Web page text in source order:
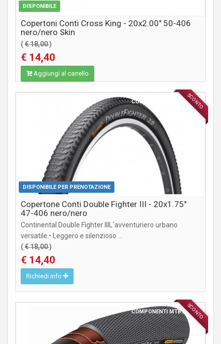
DISPONIBILE
Copertoni Conti Cross King - 20x2.00" 50-406
nero/nero Skin
(€ 18,00)
€ 14,40
Aggiungi al carrello
SCONTO
DISPONIBILE PER PRENOTAZIONE
COMPONENTI MTB / CITY
Copertone Conti Double Fighter III - 20x1.75"
47-406 nero/nero
Continental Double Fighter IIIL´avventuriero urbano
versatile.• Leggero e silenzioso ...
(€ 18,00)
€ 14,40
Richiedi info
SCONTO
COMPONENTI MTB / CITY